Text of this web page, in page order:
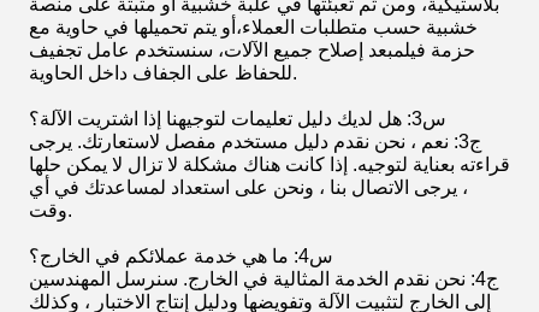
خشبية حسب متطلبات العملاء،أو يتم تحميلها في حاوية مع
حزمة فيلمبعد إصلاح جميع الآلات، سنستخدم عامل تجفيف
للحفاظ على الجفاف داخل الحاوية.
س3: هل لديك دليل تعليمات لتوجيهنا إذا اشتريت الآلة؟
ج3: نعم ، نحن نقدم دليل مستخدم مفصل لاستعارتك. يرجى
قراءته بعناية لتوجيه. إذا كانت هناك مشكلة لا تزال لا يمكن حلها
، يرجى الاتصال بنا ، ونحن على استعداد لمساعدتك في أي
وقت.
س4: ما هي خدمة عملائكم في الخارج؟
ج4: نحن نقدم الخدمة المثالية في الخارج. سنرسل المهندسين
إلى الخارج لتثبيت الآلة وتفويضها ودليل إنتاج الاختبار ، وكذلك